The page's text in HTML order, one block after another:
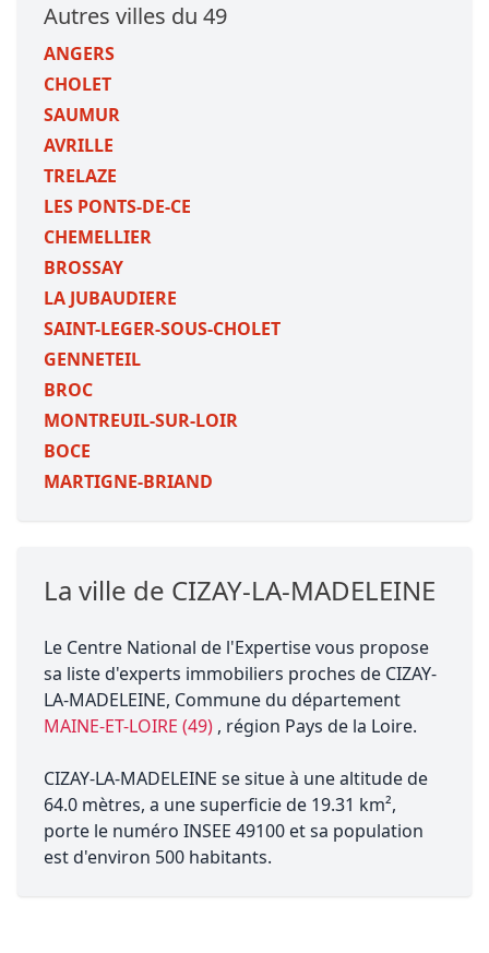
Autres villes du 49
ANGERS
CHOLET
SAUMUR
AVRILLE
TRELAZE
LES PONTS-DE-CE
CHEMELLIER
BROSSAY
LA JUBAUDIERE
SAINT-LEGER-SOUS-CHOLET
GENNETEIL
BROC
MONTREUIL-SUR-LOIR
BOCE
MARTIGNE-BRIAND
La ville de CIZAY-LA-MADELEINE
Le Centre National de l'Expertise vous propose
sa liste d'experts immobiliers proches de CIZAY-
LA-MADELEINE, Commune du département
MAINE-ET-LOIRE (49) , région Pays de la Loire.
CIZAY-LA-MADELEINE se situe à une altitude de
64.0 mètres, a une superficie de 19.31 km²,
porte le numéro INSEE 49100 et sa population
est d'environ 500 habitants.